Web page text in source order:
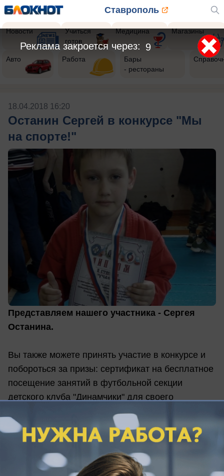
Ставрополь
Новости
Учиться
готов
Медицина Магазины
Авто Работа
Бары
- рестораны
18.04.2018 16:20
Останин Сергей в конкурсе "Мы
на спорте!"
Представляем нашего участника - Сергея
Останина.
Вы также можете принять участие в конкурсе и
побороться за призы: сертификат на бесплатное
посещение занятий в футбольной секции
детского клуба "Динамчики" для своего
одежду для себя! Чтобы получить призы,
присылайте фото своей семьи, участвуйте в
читательском голосовании и выигрывайте!
9
Реклама закроется через: